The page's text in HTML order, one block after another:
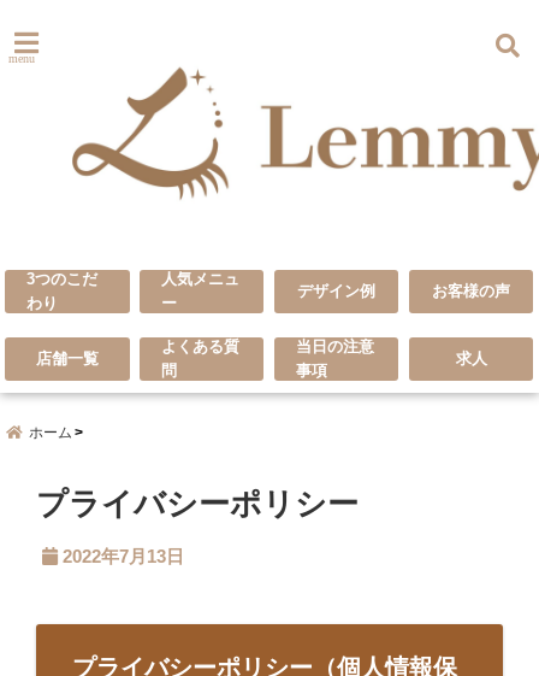
menu
3つのこだ
わり
人気メニュ
ー
デザイン例 お客様の声
店舗一覧
よくある質
問
当日の注意
事項
求人
ホーム
プライバシーポリシー
2022年7月13日
プライバシーポリシー（個人情報保